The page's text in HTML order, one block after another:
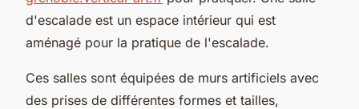
d'escalade est un espace intérieur qui est
aménagé pour la pratique de l'escalade.
Ces salles sont équipées de murs artificiels avec
des prises de différentes formes et tailles,